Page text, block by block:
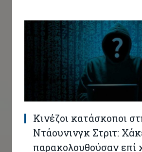
Κινέζοι κατάσκοποι
Ντάουνινγκ Στριτ:
παρακολουθούσαν επί